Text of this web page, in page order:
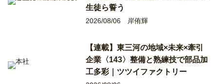
生徒ら誓う
2026/08/06 岸侑輝
【連載】東三河の地域×未来×牽引
企業〈143〉整備と熟練技で部品加
工多彩｜ツツイファクトリー